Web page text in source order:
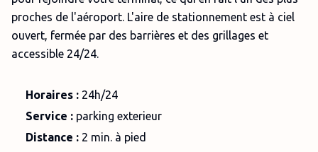
proches de l'aéroport. L'aire de stationnement est à ciel
ouvert, fermée par des barrières et des grillages et
accessible 24/24.
Horaires : 24h/24
Service : parking exterieur
Distance : 2 min. à pied